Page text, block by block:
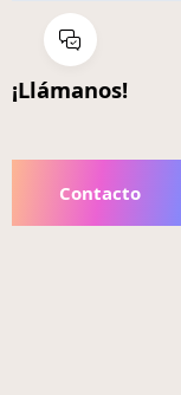
¡Llámanos!
Contacto